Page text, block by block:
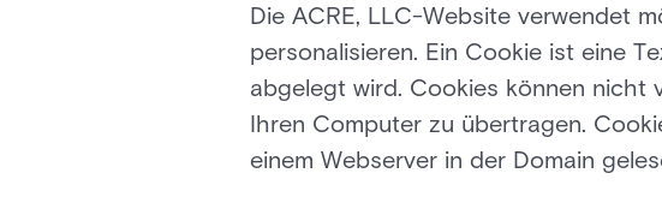
Die ACRE, LLC-Website verwendet
personalisieren. Ein Cookie ist eine
abgelegt wird. Cookies können nicht
Ihren Computer zu übertragen.
einem Webserver in der Domain